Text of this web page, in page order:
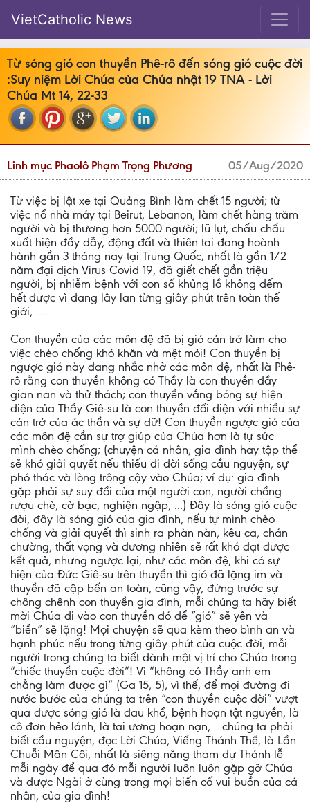
VietCatholic News
Từ sóng gió con thuyền Phê-rô đến sóng gió cuộc đời
:Suy niệm Lời Chúa của Chúa nhật 19 TNA - Lời
Chúa Mt 14, 22-33
Linh mục Phaolô Phạm Trọng Phương 05/Aug/2020
Từ việc bị lật xe tại Quảng Bình làm chết 15 người; từ
việc nổ nhà máy tại Beirut, Lebanon, làm chết hàng trăm
người và bị thương hơn 5000 người; lũ lụt, chấu chấu
xuất hiện đầy dẫy, động đất và thiên tai đang hoành
hành gần 3 tháng nay tại Trung Quốc; nhất là gần 1/2
năm đại dịch Virus Covid 19, đã giết chết gần triệu
người, bị nhiễm bệnh với con số khủng lồ không đếm
hết được vì đang lây lan từng giây phút trên toàn thế
giới, ....
Con thuyền của các môn đệ đã bị gió cản trở làm cho
việc chèo chống khó khăn và mệt mỏi! Con thuyền bị
ngược gió này đang nhắc nhở các môn đệ, nhất là Phê-
rô rằng con thuyền không có Thầy là con thuyền đầy
gian nan và thử thách; con thuyền vắng bóng sự hiện
diện của Thầy Giê-su là con thuyền đối diện với nhiều sự
cản trở của ác thần và sự dữ! Con thuyền ngược gió của
các môn đệ cần sự trợ giúp của Chúa hơn là tự sức
mình chèo chống; (chuyện cá nhân, gia đình hay tập thể
sẽ khó giải quyết nếu thiếu đi đời sống cầu nguyện, sự
phó thác và lòng trông cậy vào Chúa; ví dụ: gia đình
gặp phải sự suy đồi của một người con, người chồng
rượu chè, cờ bạc, nghiện ngập, ...) Đây là sóng gió cuộc
đời, đây là sóng gió của gia đình, nếu tự mình chèo
chống và giải quyết thì sinh ra phàn nàn, kêu ca, chán
chường, thất vọng và đương nhiên sẽ rất khó đạt được
kết quả, nhưng ngược lại, như các môn đệ, khi có sự
hiện của Đức Giê-su trên thuyền thì gió đã lặng im và
thuyền đã cập bến an toàn, cũng vậy, đứng trước sự
chông chênh con thuyền gia đình, mỗi chúng ta hãy biết
mời Chúa đi vào con thuyền đó để “gió” sẽ yên và
“biển” sẽ lặng! Mọi chuyện sẽ qua kèm theo bình an và
hạnh phúc nếu trong từng giây phút của cuộc đời, mỗi
người trong chúng ta biết dành một vị trí cho Chúa trong
“chiếc thuyền cuộc đời”! Vì “không có Thầy anh em
chẳng làm được gì” (Ga 15, 5), vì thế, để mọi đường đi
nước bước của chúng ta trên “con thuyền cuộc đời” vượt
qua được sóng gió là đau khổ, bệnh hoạn tật nguyền, là
cô đơn hẻo lánh, là tai ương hoạn nạn, ...chúng ta phải
biết cầu nguyện, đọc Lời Chúa, Viếng Thánh Thể, là Lần
Chuỗi Mân Côi, nhất là siêng năng tham dự Thánh lễ
mỗi ngày để qua đó mỗi người luôn luôn gặp gỡ Chúa
và được Ngài ở cùng trong mọi biến cố vui buồn của cá
nhân, của gia đình!